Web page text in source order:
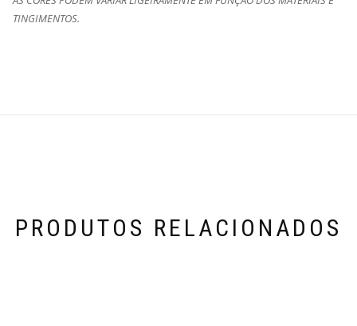
TINGIMENTOS.
PRODUTOS RELACIONADOS